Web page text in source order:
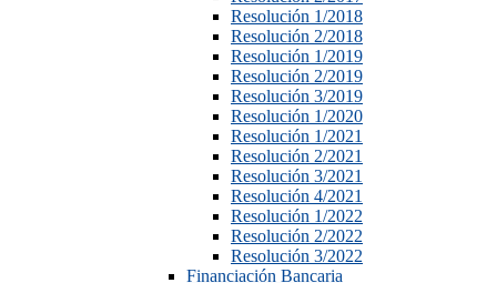
Resolución 1/2018
Resolución 2/2018
Resolución 1/2019
Resolución 2/2019
Resolución 3/2019
Resolución 1/2020
Resolución 1/2021
Resolución 2/2021
Resolución 3/2021
Resolución 4/2021
Resolución 1/2022
Resolución 2/2022
Resolución 3/2022
Financiación Bancaria